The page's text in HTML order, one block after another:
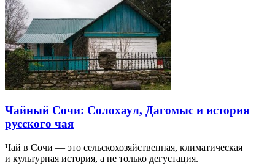
Чайный Сочи: Солохаул, Дагомыс и история
русского чая
Чай в Сочи — это сельскохозяйственная, климатическая
и культурная история, а не только дегустация.